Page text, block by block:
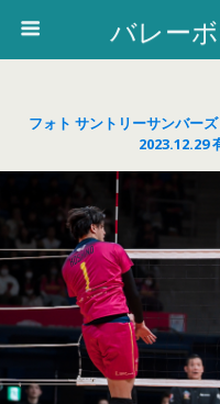
バレー
フォト サントリーサンバー
2023.12.29